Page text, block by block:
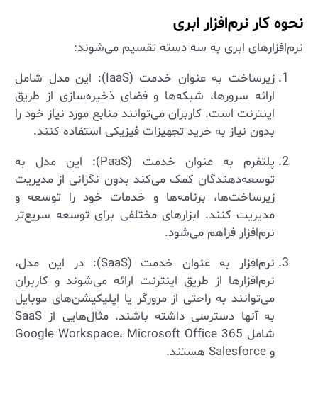
نحوه کار نرم‌افزار ابری
نرم‌افزارهای ابری به سه دسته تقسیم می‌شوند:
زیرساخت به عنوان خدمت (IaaS): این مدل شامل
ارائه سرورها، شبکه‌ها و فضای ذخیره‌سازی از طریق
اینترنت است. کاربران می‌توانند منابع مورد نیاز خود را
بدون نیاز به خرید تجهیزات فیزیکی استفاده کنند.
پلتفرم به عنوان خدمت (PaaS): این مدل به
توسعه‌دهندگان کمک می‌کند بدون نگرانی از مدیریت
زیرساخت‌ها، برنامه‌ها و خدمات خود را توسعه و
مدیریت کنند. ابزارهای مختلفی برای توسعه سریع‌تر
نرم‌افزار فراهم می‌شود.
نرم‌افزار به عنوان خدمت (SaaS): در این مدل،
نرم‌افزارها از طریق اینترنت ارائه می‌شوند و کاربران
می‌توانند به راحتی از مرورگر یا اپلیکیشن‌های موبایل
به آنها دسترسی داشته باشند. مثال‌هایی از SaaS
شامل Google Workspace، Microsoft Office 365
و Salesforce هستند.